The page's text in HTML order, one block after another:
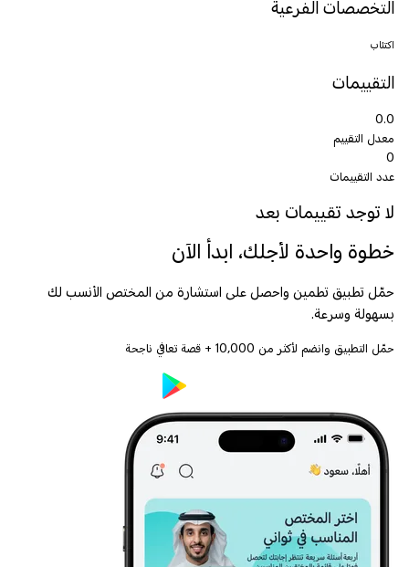
التخصصات الفرعية
اكتئاب
التقييمات
0.0
معدل التقييم
0
عدد التقييمات
لا توجد تقييمات بعد
خطوة واحدة لأجلك، ابدأ الآن
حمّل تطبيق تطمين واحصل على استشارة من المختص الأنسب لك
بسهولة وسرعة.
حمّل التطبيق وانضم لأكثر من 10,000 + قصة تعافي ناجحة